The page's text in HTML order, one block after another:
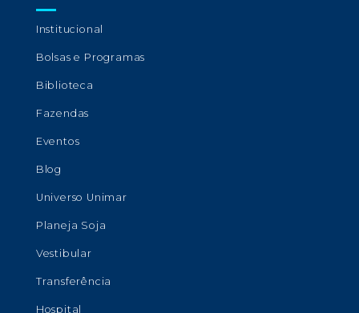
Institucional
Bolsas e Programas
Biblioteca
Fazendas
Eventos
Blog
Universo Unimar
Planeja Soja
Vestibular
Transferência
Hospital